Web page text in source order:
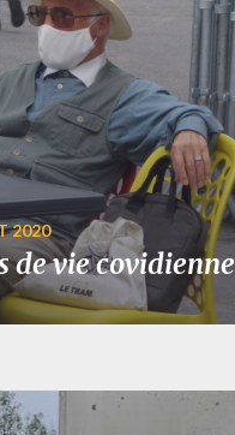
2020
de vie covidienne